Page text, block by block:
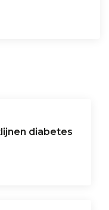
diabetes